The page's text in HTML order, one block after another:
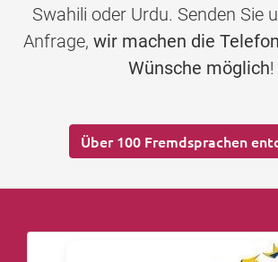
Swahili oder Urdu. Senden Sie
Anfrage, wir machen die
Wünsche möglich!
Über 100 Fremdsprachen